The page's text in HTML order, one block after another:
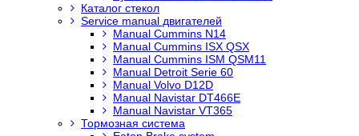
Каталог стекол
Service manual двигателей
Manual Cummins N14
Manual Cummins ISX QSX
Manual Cummins ISM QSM11
Manual Detroit Serie 60
Manual Volvo D12D
Manual Navistar DT466E
Manual Navistar VT365
Тормозная система